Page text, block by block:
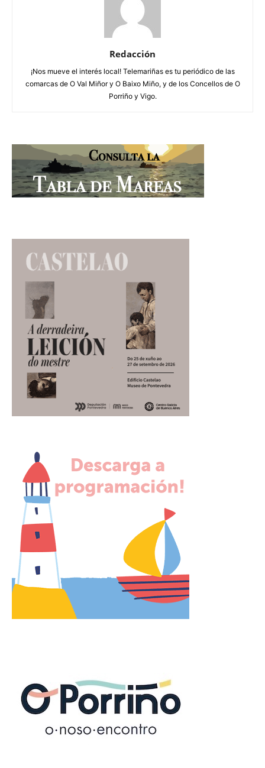
Redacción
¡Nos mueve el interés local! Telemariñas es tu periódico de las
comarcas de O Val Miñor y O Baixo Miño, y de los Concellos de O
Porriño y Vigo.